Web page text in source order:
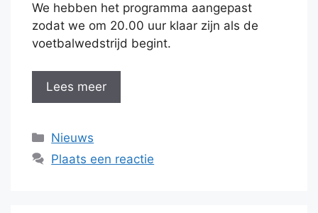
We hebben het programma aangepast
zodat we om 20.00 uur klaar zijn als de
voetbalwedstrijd begint.
Lees meer
Categorieën
Nieuws
Plaats een reactie